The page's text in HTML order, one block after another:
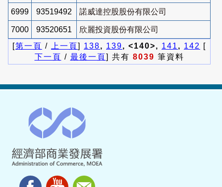
6999 93519492 諾威達控股股份有限公司
7000 93520651
欣麗投資股份有限公司
[第一頁 / 上一頁] 138, 139, <140>, 141 , 142
[
下一頁 / 最後一頁] 共有 8039 筆資料